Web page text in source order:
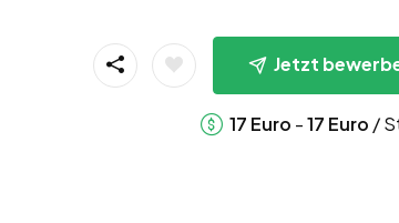
Jetzt
17 Euro -17 Euro /